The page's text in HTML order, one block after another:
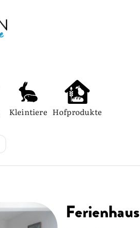
Kleintiere Hofprodukte
Ferienhaus